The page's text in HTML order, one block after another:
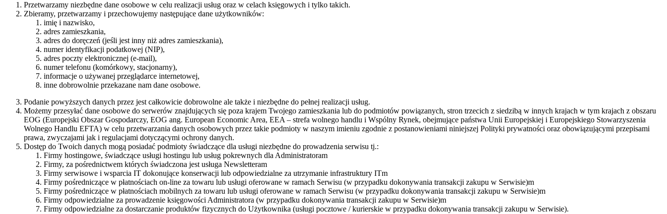
Przetwarzamy niezbędne dane osobowe w celu realizacji usług oraz w celach księgowych i tylko takich.
Zbieramy, przetwarzamy i przechowujemy następujące dane użytkowników:
imię i nazwisko,
adres zamieszkania,
adres do doręczeń (jeśli jest inny niż adres zamieszkania),
numer identyfikacji podatkowej (NIP),
adres poczty elektronicznej (e-mail),
numer telefonu (komórkowy, stacjonarny),
informacje o używanej przeglądarce internetowej,
inne dobrowolnie przekazane nam dane osobowe.
Podanie powyższych danych przez jest całkowicie dobrowolne ale także i niezbędne do pełnej realizacji usług.
Możemy przesyłać dane osobowe do serwerów znajdujących się poza krajem Twojego zamieszkania lub do podmiotów powiązanych, stron trzecich z siedzibą w innych krajach w tym krajach z obszaru
EOG (Europejski Obszar Gospodarczy, EOG ang. European Economic Area, EEA – strefa wolnego handlu i Wspólny Rynek, obejmujące państwa Unii Europejskiej i Europejskiego Stowarzyszenia
Wolnego Handlu EFTA) w celu przetwarzania danych osobowych przez takie podmioty w naszym imieniu zgodnie z postanowieniami niniejszej Polityki prywatności oraz obowiązującymi przepisami
prawa, zwyczajami jak i regulacjami dotyczącymi ochrony danych.
Dostęp do Twoich danych mogą posiadać podmioty świadczące dla usługi niezbędne do prowadzenia serwisu tj.:
Firmy hostingowe, świadczące usługi hostingu lub usług pokrewnych dla Administratoram
Firmy, za pośrednictwem których świadczona jest usługa Newsletteram
Firmy serwisowe i wsparcia IT dokonujące konserwacji lub odpowiedzialne za utrzymanie infrastruktury ITm
Firmy pośredniczące w płatnościach on-line za towaru lub usługi oferowane w ramach Serwisu (w przypadku dokonywania transakcji zakupu w Serwisie)m
Firmy pośredniczące w płatnościach mobilnych za towaru lub usługi oferowane w ramach Serwisu (w przypadku dokonywania transakcji zakupu w Serwisie)m
Firmy odpowiedzialne za prowadzenie księgowości Administratora (w przypadku dokonywania transakcji zakupu w Serwisie)m
Firmy odpowiedzialne za dostarczanie produktów fizycznych do Użytkownika (usługi pocztowe / kurierskie w przypadku dokonywania transakcji zakupu w Serwisie).